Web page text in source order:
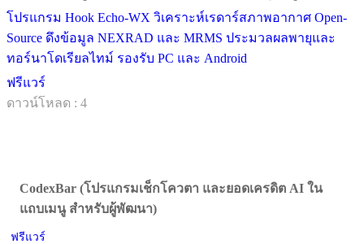
โปรแกรม Hook Echo-WX วิเคราะห์เรดาร์สภาพอากาศ Open-
Source ดึงข้อมูล NEXRAD และ MRMS ประมวลผลพายุและ
ทอร์นาโดเรียลไทม์ รองรับ PC และ Android
ฟรีแวร์
ดาวน์โหลด : 4
CodexBar (โปรแกรมเช็กโควตา และยอดเครดิต AI ใน
แถบเมนู สำหรับผู้พัฒนา)
ฟรีแวร์